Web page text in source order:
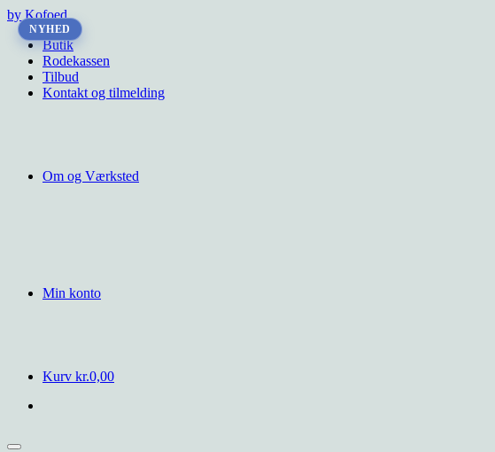
Videre
indhold
by Kofoed
Butik
Rodekassen
Tilbud
Kontakt og tilmelding
Om og Værksted
Min konto
Kurv kr.0,00
NYHED